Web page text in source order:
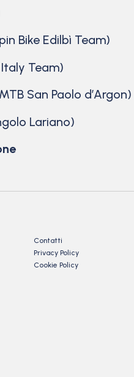
Bike Edilbì Team)
Italy Team)
San Paolo d’Argon)
Lariano)
Contatti
Privacy Policy
Cookie Policy